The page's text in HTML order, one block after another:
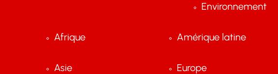
Environnement
Afrique
Asie
Amérique latine
Europe